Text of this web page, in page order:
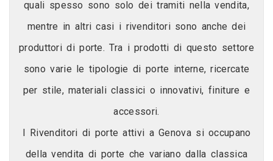
quali spesso sono solo dei tramiti nella vendita,
mentre in altri casi i rivenditori sono anche dei
produttori di porte. Tra i prodotti di questo settore
sono varie le tipologie di porte interne, ricercate
per stile, materiali classici o innovativi, finiture e
accessori.
I Rivenditori di porte attivi a Genova si occupano
della vendita di porte che variano dalla classica